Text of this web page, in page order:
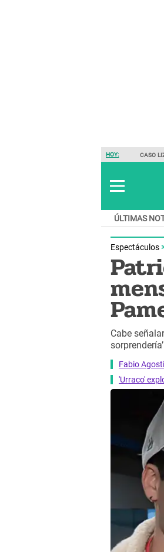
HOY: CASO
ÚLTIMAS
Espectáculos
Cabe
Fabio
'Urraco'